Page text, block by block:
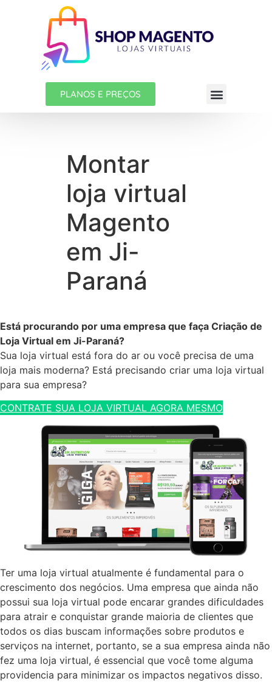
PLANOS E PREÇOS
Montar
loja virtual
Magento
em Ji-
Paraná
Está procurando por uma empresa que faça Criação de
Loja Virtual em Ji-Paraná?
Sua loja virtual está fora do ar ou você precisa de uma
loja mais moderna? Está precisando criar uma loja virtual
para sua empresa?
CONTRATE SUA LOJA VIRTUAL AGORA MESMO
Ter uma loja virtual atualmente é fundamental para o
crescimento dos negócios. Uma empresa que ainda não
possui sua loja virtual pode encarar grandes dificuldades
para atrair e conquistar grande maioria de clientes que
todos os dias buscam informações sobre produtos e
serviços na internet, portanto, se a sua empresa ainda não
fez uma loja virtual, é essencial que você tome alguma
providencia para minimizar os impactos negativos disso.